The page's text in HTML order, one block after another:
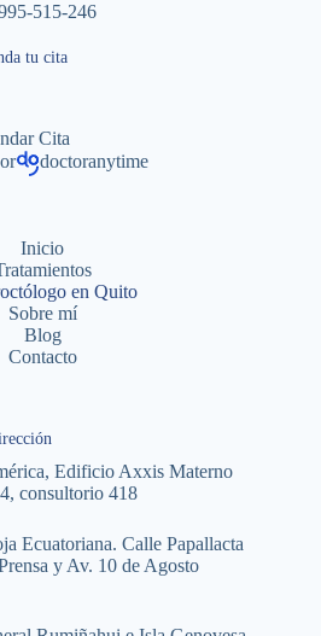
515-246
tu cita
Cita
doctoranytime
Inicio
en Quito
Sobre mí
Blog
Contacto
Edificio Axxis Materno
consultorio 418
Ecuatoriana. Calle Papallacta
y Av. 10 de Agosto